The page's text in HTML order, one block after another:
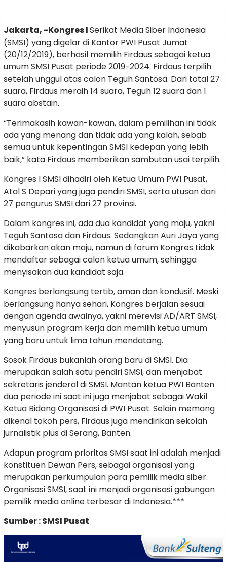
Jakarta, -Kongres ISerikat Media Siber Indonesia
(SMSI) yang digelar di Kantor PWI Pusat Jumat
(20/12/2019), berhasil memilih Firdaus sebagai ketua
umum SMSI Pusat periode 2019-2024. Firdaus terpilih
setelah unggul atas calon Teguh Santosa. Dari total 27
suara, Firdaus meraih 14 suara, Teguh 12 suara dan 1
suara abstain.
“Terimakasih kawan-kawan, dalam pemilihan ini tidak
ada yang menang dan tidak ada yang kalah, sebab
semua untuk kepentingan SMSI kedepan yang lebih
baik,” kata Firdaus memberikan sambutan usai terpilih.
Kongres I SMSI dihadiri oleh Ketua Umum PWI Pusat,
Atal S Depari yang juga pendiri SMSI, serta utusan dari
27 pengurus SMSI dari 27 provinsi.
Dalam kongres ini, ada dua kandidat yang maju, yakni
Teguh Santosa dan Firdaus. Sedangkan Auri Jaya yang
dikabarkan akan maju, namun di forum Kongres tidak
mendaftar sebagai calon ketua umum, sehingga
menyisakan dua kandidat saja.
Kongres berlangsung tertib, aman dan kondusif. Meski
berlangsung hanya sehari, Kongres berjalan sesuai
dengan agenda awalnya, yakni merevisi AD/ART SMSI,
menyusun program kerja dan memilih ketua umum
yang baru untuk lima tahun mendatang.
Sosok Firdaus bukanlah orang baru di SMSI. Dia
merupakan salah satu pendiri SMSI, dan menjabat
sekretaris jenderal di SMSI. Mantan ketua PWI Banten
dua periode ini saat ini juga menjabat sebagai Wakil
Ketua Bidang Organisasi di PWI Pusat. Selain memang
dikenal tokoh pers, Firdaus juga mendirikan sekolah
jurnalistik plus di Serang, Banten.
Adapun program prioritas SMSI saat ini adalah menjadi
konstituen Dewan Pers, sebagai organisasi yang
merupakan perkumpulan para pemilik media siber.
Organisasi SMSI, saat ini menjadi organisasi gabungan
pemilik media online terbesar di Indonesia.***
Sumber : SMSI Pusat